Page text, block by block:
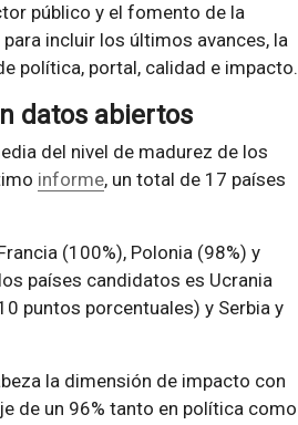
público y el fomento de la
incluir los últimos avances, la
política, portal, calidad e impacto.
datos abiertos
del nivel de madurez de los
informe, un total de 17 países
(100%), Polonia (98%) y
países candidatos es Ucrania
puntos porcentuales) y Serbia y
la dimensión de impacto con
de un 96% tanto en política como